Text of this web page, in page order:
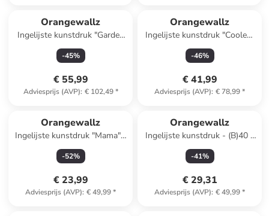
Orangewallz
Ingelijste kunstdruk "Garden
of Eden" - (B)30 x (H)40 cm
-45%
€ 55,99
Adviesprijs (AVP): € 102,49*
Orangewallz
Ingelijste kunstdruk "Coolest
King"
-46%
€ 41,99
Adviesprijs (AVP): € 78,99*
Orangewallz
Ingelijste kunstdruk "Mama" -
(B)40 x (H)50 cm
-52%
€ 23,99
Adviesprijs (AVP): € 49,99*
Orangewallz
Ingelijste kunstdruk - (B)40 x
(H)50 cm
-41%
€ 29,31
Adviesprijs (AVP): € 49,99*